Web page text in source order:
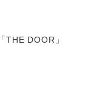
THE DOOR」